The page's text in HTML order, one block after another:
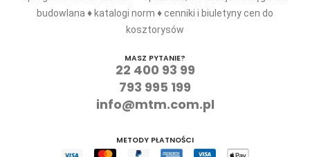
producent programów do kosztorysowania ♦
oprogramowanie dla firm – sprzedaż, instalacja ♦ księgarnia
kosztorysów
MASZ PYTANIE?
22 400 93 99
793 995 199